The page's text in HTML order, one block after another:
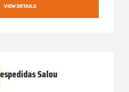
VIEW DETAILS
Salou